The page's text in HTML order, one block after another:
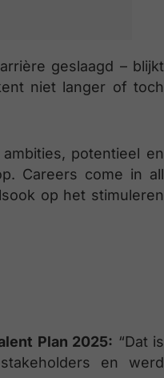
geslaagd – blijkt
niet langer of toch
potentieel en
Careers come in all
op het stimuleren
Plan 2025: “Dat is
en werd